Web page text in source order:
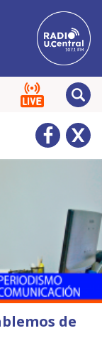
de